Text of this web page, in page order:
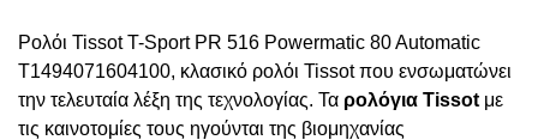
Ρολόι Tissot T-Sport PR 516 Powermatic 80 Automatic
T1494071604100, κλασικό ρολόι Tissot που ενσωματώνει
την τελευταία λέξη της τεχνολογίας. Τα ρολόγια Tissot με
τις καινοτομίες τους ηγούνται της βιομηχανίας